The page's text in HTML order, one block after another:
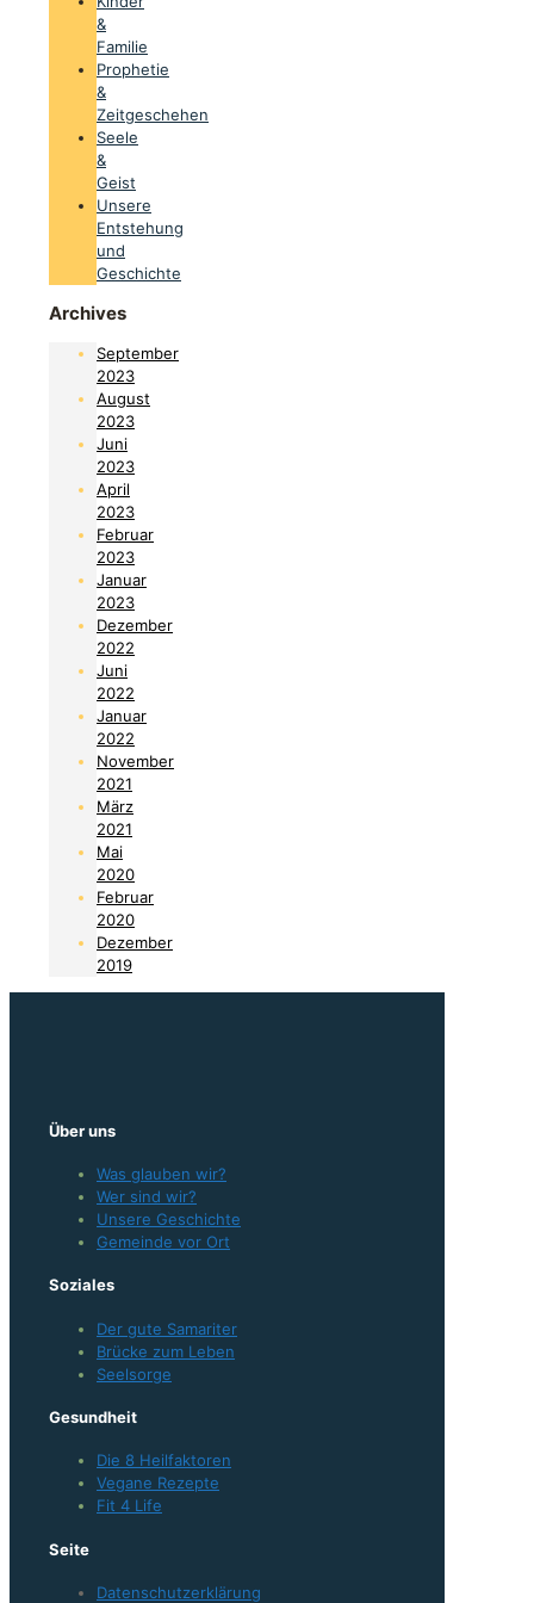
&
Familie
Prophetie
&
Zeitgeschehen
Seele
&
Geist
Unsere
Entstehung
und
Geschichte
Archives
September
2023
August
2023
Juni
2023
April
2023
Februar
2023
Januar
2023
Dezember
2022
Juni
2022
Januar
2022
November
2021
März
2021
Mai
2020
Februar
2020
Dezember
2019
Über uns
Was glauben wir?
Wer sind wir?
Unsere Geschichte
Gemeinde vor Ort
Soziales
Der gute Samariter
Brücke zum Leben
Seelsorge
Gesundheit
Die 8 Heilfaktoren
Vegane Rezepte
Fit 4 Life
Seite
Datenschutzerklärung